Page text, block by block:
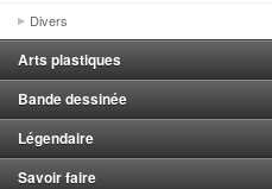
Divers
Arts plastiques
Bande dessinée
Légendaire
Savoir faire